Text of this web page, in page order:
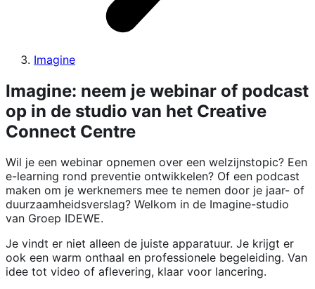
Imagine
Imagine: neem je webinar of podcast
op in de studio van het Creative
Connect Centre
Wil je een webinar opnemen over een welzijnstopic? Een
e-learning rond preventie ontwikkelen? Of een podcast
maken om je werknemers mee te nemen door je jaar- of
duurzaamheidsverslag? Welkom in de Imagine-studio
van Groep IDEWE.
Je vindt er niet alleen de juiste apparatuur. Je krijgt er
ook een warm onthaal en professionele begeleiding. Van
idee tot video of aflevering, klaar voor lancering.